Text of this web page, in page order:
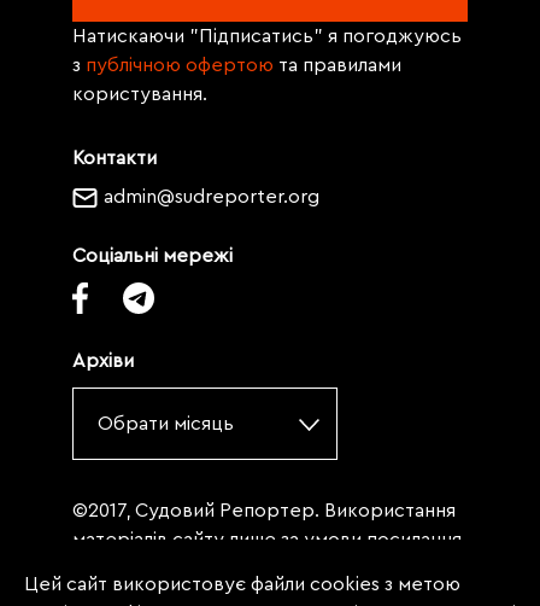
Контакти
admin@sudreporter.org
Соціальні мережі
Архіви
Обрати місяць
Натискаючи "Підписатись" я погоджуюсь
з публічною офертою та правилами
користування.
©2017, Судовий Репортер. Використання
матеріалів сайту лише за умови посилання
«Судовий репортер» не нижче третього
Цей сайт використовує файли cookies з метою